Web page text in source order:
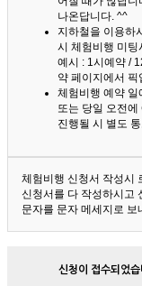
나온답니다. ^^
지하철을 이용하
시 체험비행 미
예시 : 1시예약 /
약 페이지에서 픽
체험비행 예약 일
또는 당일 오전
진행될 시 별도
체험비행 신청서 작성시
신청서를 다 작성하시고
문자를 문자 메세지로 보
신청이 접수되었